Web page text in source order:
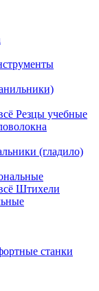
Резцы учебные
(гладило)
Штихели
станки